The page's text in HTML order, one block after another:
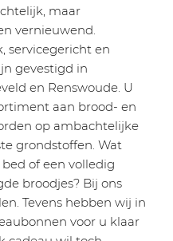
maar
vernieuwend.
servicegericht en
gevestigd in
en Renswoude. U
aan brood- en
op ambachtelijke
grondstoffen. Wat
of een volledig
broodjes? Bij ons
Tevens hebben wij in
voor u klaar